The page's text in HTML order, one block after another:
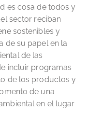
es cosa de todos y
sector reciban
sostenibles y
de su papel en la
de las
incluir programas
de los productos y
de una
en el lugar